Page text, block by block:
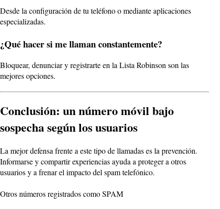
Desde la configuración de tu teléfono o mediante aplicaciones
especializadas.
¿Qué hacer si me llaman constantemente?
Bloquear, denunciar y registrarte en la Lista Robinson son las
mejores opciones.
Conclusión: un número móvil bajo
sospecha según los usuarios
La mejor defensa frente a este tipo de llamadas es la prevención.
Informarse y compartir experiencias ayuda a proteger a otros
usuarios y a frenar el impacto del spam telefónico.
Otros números registrados como SPAM